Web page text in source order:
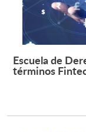
Escuela de
términos